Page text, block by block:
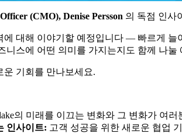
(CMO), Denise Persson 의 독점 인사
에 대해 이야기할 예정입니다 — 빠르게
니스에 어떤 의미를 가지는지도 함께 나눌
운 기회를 만나보세요.
의 미래를 이끄는 변화와 그 변화가 여
인사이트: 고객 성공을 위한 새로운 협업